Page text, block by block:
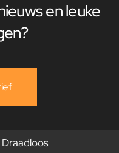
en leuke
Draadloos